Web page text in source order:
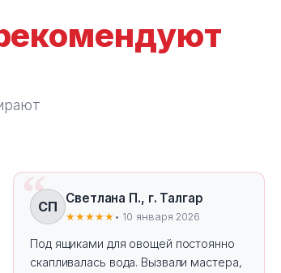
СП
Светлана П., г. Талгар
★★★★★ • 10 января 2026
Под ящиками для овощей постоянно
скапливалась вода. Вызвали мастера,